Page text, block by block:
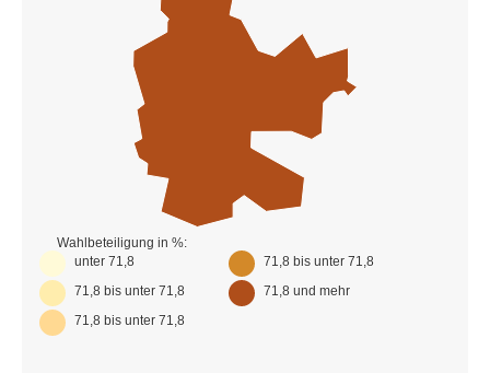
Wahlbeteiligung in %:
unter 71,8
71,8 bis unter 71,8
71,8 bis unter 71,8
71,8 bis unter 71,8
71,8 und mehr